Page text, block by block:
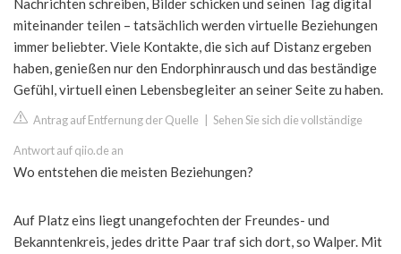
Nachrichten schreiben, Bilder schicken und seinen Tag digital
miteinander teilen – tatsächlich werden virtuelle Beziehungen
immer beliebter. Viele Kontakte, die sich auf Distanz ergeben
haben, genießen nur den Endorphinrausch und das beständige
Gefühl, virtuell einen Lebensbegleiter an seiner Seite zu haben.
Antrag auf Entfernung der Quelle Sehen Sie sich die vollständige
Antwort auf qiio.de an
Wo entstehen die meisten Beziehungen?
Auf Platz eins liegt unangefochten der Freundes- und
Bekanntenkreis, jedes dritte Paar traf sich dort, so Walper. Mit